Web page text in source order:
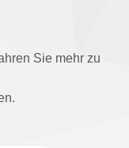
Sie mehr zu